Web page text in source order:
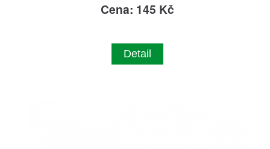
Cena: 145 Kč
Detail